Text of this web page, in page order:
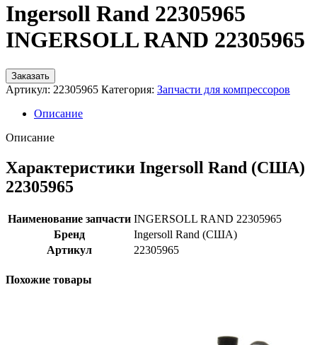
Ingersoll Rand 22305965
INGERSOLL RAND 22305965
Заказать
Артикул: 22305965 Категория: Запчасти для компрессоров
Описание
Описание
Характеристики Ingersoll Rand (США)
22305965
Наименование запчасти INGERSOLL RAND 22305965
Бренд
Ingersoll Rand (США)
Артикул
22305965
Похожие товары